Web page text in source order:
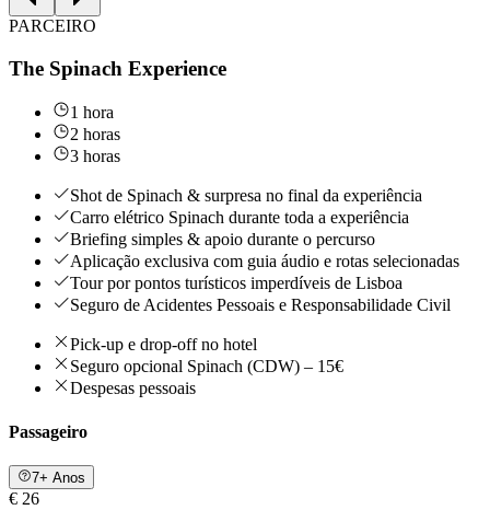
PARCEIRO
The Spinach Experience
1 hora
2 horas
3 horas
Shot de Spinach & surpresa no final da experiência
Carro elétrico Spinach durante toda a experiência
Briefing simples & apoio durante o percurso
Aplicação exclusiva com guia áudio e rotas selecionadas
Tour por pontos turísticos imperdíveis de Lisboa
Seguro de Acidentes Pessoais e Responsabilidade Civil
Pick-up e drop-off no hotel
Seguro opcional Spinach (CDW) – 15€
Despesas pessoais
Passageiro
7+ Anos
€ 26